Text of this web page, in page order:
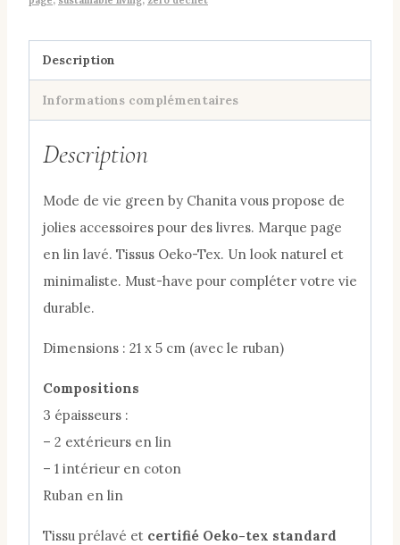
Description
Informations complémentaires
Description
Mode de vie green by Chanita vous propose de
jolies accessoires pour des livres. Marque page
en lin lavé. Tissus Oeko-Tex. Un look naturel et
minimaliste. Must-have pour compléter votre vie
durable.
Dimensions : 21 x 5 cm (avec le ruban)
Compositions
3 épaisseurs :
– 2 extérieurs en lin
– 1 intérieur en coton
Ruban en lin
Tissu prélavé et certifié Oeko-tex standard